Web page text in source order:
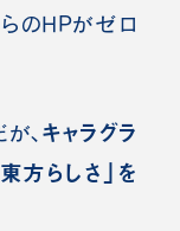
のHPがゼロ
、 キャラグラ
方らしさ」を